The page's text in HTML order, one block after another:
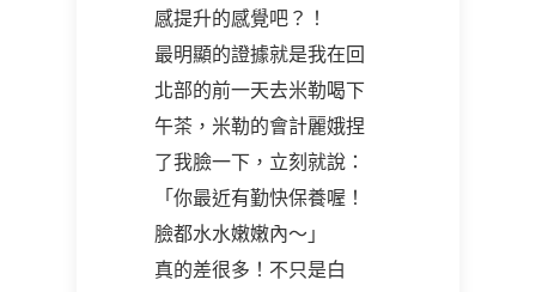
感提升的感覺吧？！
最明顯的證據就是我在回
北部的前一天去米勒喝下
午茶，米勒的會計麗娥捏
了我臉一下，立刻就說：
「你最近有勤快保養喔！
臉都水水嫩嫩內～」
真的差很多！不只是白